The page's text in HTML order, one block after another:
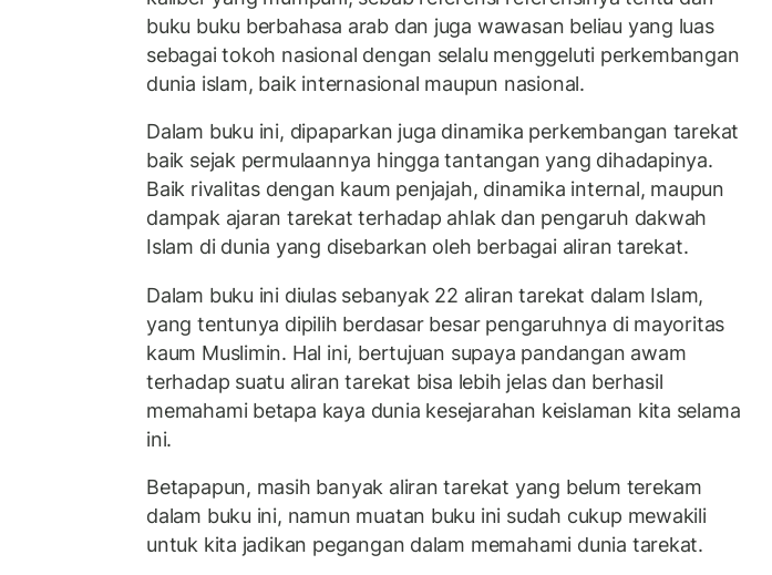
buku buku berbahasa arab dan juga wawasan beliau yang luas
sebagai tokoh nasional dengan selalu menggeluti perkembangan
dunia islam, baik internasional maupun nasional.
Dalam buku ini, dipaparkan juga dinamika perkembangan tarekat
baik sejak permulaannya hingga tantangan yang dihadapinya.
Baik rivalitas dengan kaum penjajah, dinamika internal, maupun
dampak ajaran tarekat terhadap ahlak dan pengaruh dakwah
Islam di dunia yang disebarkan oleh berbagai aliran tarekat.
Dalam buku ini diulas sebanyak 22 aliran tarekat dalam Islam,
yang tentunya dipilih berdasar besar pengaruhnya di mayoritas
kaum Muslimin. Hal ini, bertujuan supaya pandangan awam
terhadap suatu aliran tarekat bisa lebih jelas dan berhasil
memahami betapa kaya dunia kesejarahan keislaman kita selama
ini.
Betapapun, masih banyak aliran tarekat yang belum terekam
dalam buku ini, namun muatan buku ini sudah cukup mewakili
untuk kita jadikan pegangan dalam memahami dunia tarekat.